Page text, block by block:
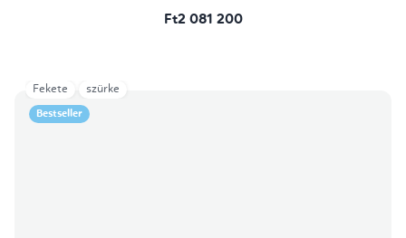
Ft2 081 200
Bestseller
Fekete szürke